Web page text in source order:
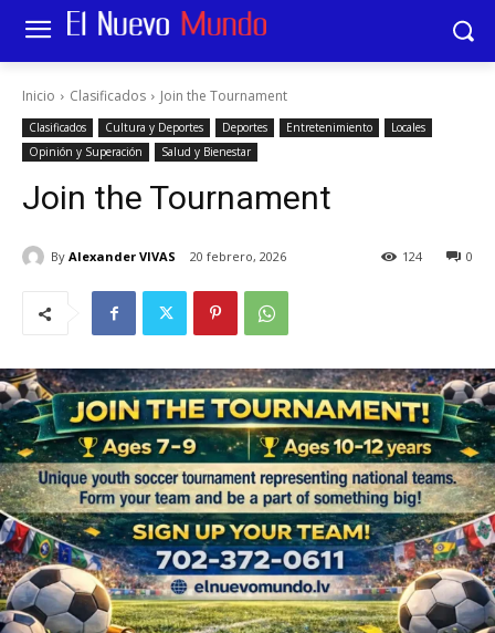
Inicio Clasificados Join the Tournament
Clasificados Cultura y Deportes Deportes Entretenimiento
Locales
Opinión y Superación
Salud y Bienestar
Join the Tournament
By Alexander VIVAS 20 febrero, 2026 0
124